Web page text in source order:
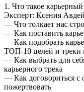
1. Что такое
Эксперт: Ксения Авдей
— Что толкает нас
— Как поставить
— Как подобрать
ТОП-10 целей и треки
— Как выбрать для
карьерного трека
— Как договориться с
пожертвовать